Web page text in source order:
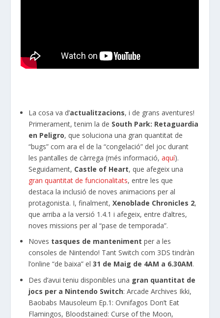
La cosa va d’actualitzacions, i de grans aventures!
Primerament, tenim la de South Park: Retaguardia
en Peligro, que soluciona una gran quantitat de
“bugs” com ara el de la “congelació” del joc durant
les pantalles de càrrega (més informació,aquí).
Seguidament, Castle of Heart, que afegeix una
gran quantitat de funcionalitats, entre les que
destaca la inclusió de noves animacions per al
protagonista. I, finalment,Xenoblade Chronicles 2,
que arriba a la versió 1.4.1 i afegeix, entre d’altres,
noves missions per al “pase de temporada”.
Noves tasques de manteniment per a les
consoles de Nintendo! Tant Switch com 3DS tindràn
l’online “de baixa” el 31 de Maig de 4AM a 6.30AM.
Des d’avui teniu disponibles una gran quantitat de
jocs per a Nintendo Switch: Arcade Archives Ikki,
Baobabs Mausoleum Ep.1: Ovnifagos Don’t Eat
Flamingos, Bloodstained: Curse of the Moon,